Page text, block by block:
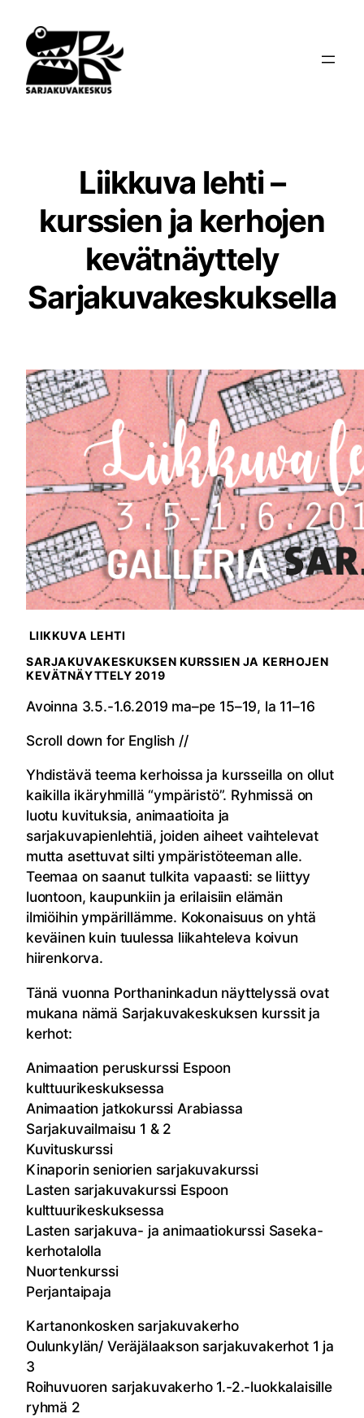
sisältöön
Liikkuva lehti –
kurssien ja kerhojen
kevätnäyttely
Sarjakuvakeskuksella
LIIKKUVA LEHTI
SARJAKUVAKESKUKSEN KURSSIEN JA KERHOJEN
KEVÄTNÄYTTELY 2019
Avoinna 3.5.-1.6.2019 ma–pe 15–19, la 11–16
Scroll down for English //
Yhdistävä teema kerhoissa ja kursseilla on ollut
kaikilla ikäryhmillä “ympäristö”. Ryhmissä on
luotu kuvituksia, animaatioita ja
sarjakuvapienlehtiä, joiden aiheet vaihtelevat
mutta asettuvat silti ympäristöteeman alle.
Teemaa on saanut tulkita vapaasti: se liittyy
luontoon, kaupunkiin ja erilaisiin elämän
ilmiöihin ympärillämme. Kokonaisuus on yhtä
keväinen kuin tuulessa liikahteleva koivun
hiirenkorva.
Tänä vuonna Porthaninkadun näyttelyssä ovat
mukana nämä Sarjakuvakeskuksen kurssit ja
kerhot:
Animaation peruskurssi Espoon
kulttuurikeskuksessa
Animaation jatkokurssi Arabiassa
Sarjakuvailmaisu 1 & 2
Kuvituskurssi
Kinaporin seniorien sarjakuvakurssi
Lasten sarjakuvakurssi Espoon
kulttuurikeskuksessa
Lasten sarjakuva- ja animaatiokurssi Saseka-
kerhotalolla
Nuortenkurssi
Perjantaipaja
Kartanonkosken sarjakuvakerho
Oulunkylän/ Veräjälaakson sarjakuvakerhot 1 ja
3
Roihuvuoren sarjakuvakerho 1.-2.-luokkalaisille
ryhmä 2